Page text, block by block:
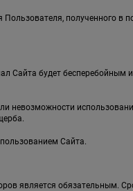
полученного в
Сайта будет
невозможности
Сайта.
является обязательным.